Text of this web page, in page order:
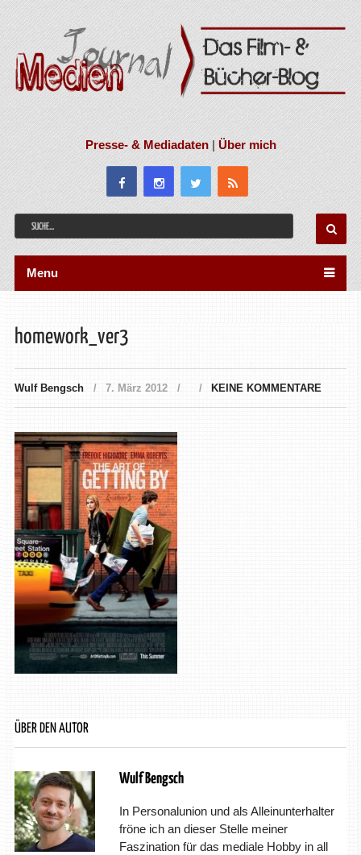
Presse- & Mediadaten|Über mich
Menu
homework_ver3
Wulf Bengsch 7. März 2012 KEINE KOMMENTARE
ÜBER DEN AUTOR
Wulf Bengsch
In Personalunion und als Alleinunterhalter
fröne ich an dieser Stelle meiner
Faszination für das mediale Hobby in all